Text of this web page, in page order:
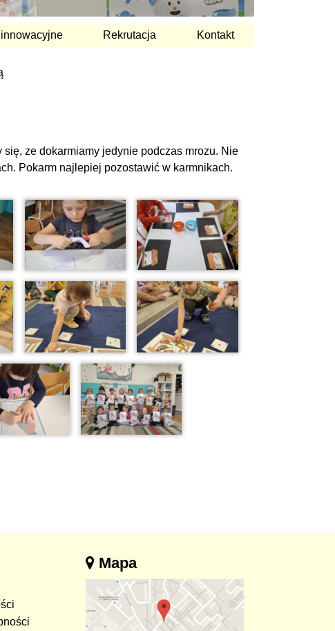
Rekrutacja Kontakt
się, ze dokarmiamy jedynie podczas mrozu. Nie
Pokarm najlepiej pozostawić w karmnikach.
Mapa